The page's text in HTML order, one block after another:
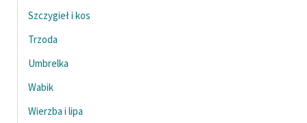
Szczygieł i kos
Trzoda
Umbrelka
Wabik
Wierzba i lipa